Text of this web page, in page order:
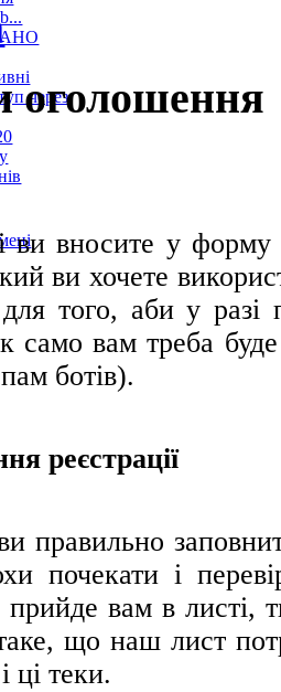
через
оголошення
ви вносите у форму
ви хочете
того, аби у разі
само вам треба
ботів).
реєстрації
правильно
почекати і
вам в листі,
що наш лист
ці теки.